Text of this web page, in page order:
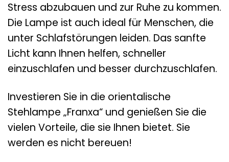
Stress abzubauen und zur Ruhe zu kommen.
Die Lampe ist auch ideal für Menschen, die
unter Schlafstörungen leiden. Das sanfte
Licht kann Ihnen helfen, schneller
einzuschlafen und besser durchzuschlafen.
Investieren Sie in die orientalische
Stehlampe „Franxa“ und genießen Sie die
vielen Vorteile, die sie Ihnen bietet. Sie
werden es nicht bereuen!